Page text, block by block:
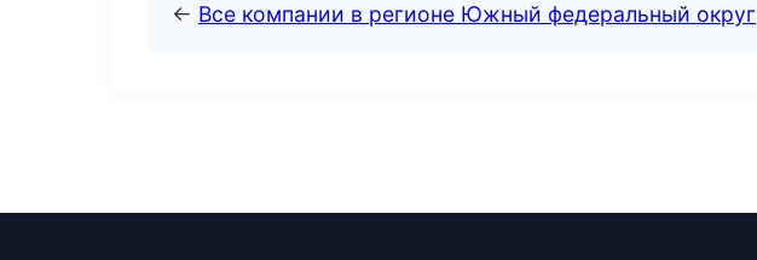
← Все компании в регионе Южный федеральный округ